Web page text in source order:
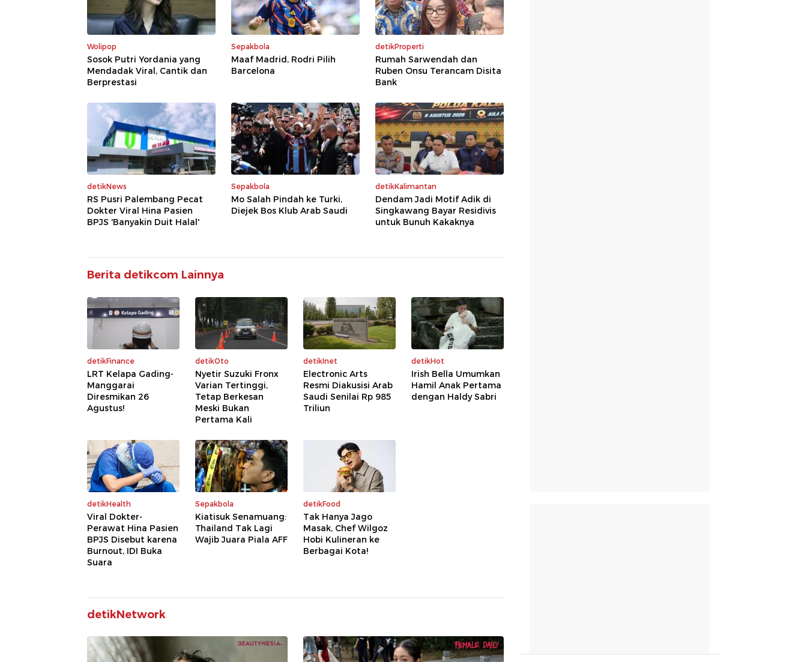
Wolipop
Sosok Putri Yordania yang
Mendadak Viral, Cantik dan
Berprestasi
Sepakbola
Maaf Madrid, Rodri Pilih
Barcelona
detikProperti
Rumah Sarwendah dan
Ruben Onsu Terancam Disita
Bank
detikNews
RS Pusri Palembang Pecat
Dokter Viral Hina Pasien
BPJS 'Banyakin Duit Halal'
Sepakbola
Mo Salah Pindah ke Turki,
Diejek Bos Klub Arab Saudi
detikKalimantan
Dendam Jadi Motif Adik di
Singkawang Bayar Residivis
untuk Bunuh Kakaknya
Berita detikcom Lainnya
detikFinance
LRT Kelapa Gading-
Manggarai
Diresmikan 26
Agustus!
detikOto
Nyetir Suzuki Fronx
Varian Tertinggi,
Tetap Berkesan
Meski Bukan
Pertama Kali
detikInet
Electronic Arts
Resmi Diakusisi Arab
Saudi Senilai Rp 985
Triliun
detikHot
Irish Bella Umumkan
Hamil Anak Pertama
dengan Haldy Sabri
detikHealth
Viral Dokter-
Perawat Hina Pasien
BPJS Disebut karena
Burnout, IDI Buka
Suara
Sepakbola
Kiatisuk Senamuang:
Thailand Tak Lagi
Wajib Juara Piala AFF
detikFood
Tak Hanya Jago
Masak, Chef Wilgoz
Hobi Kulineran ke
Berbagai Kota!
detikNetwork